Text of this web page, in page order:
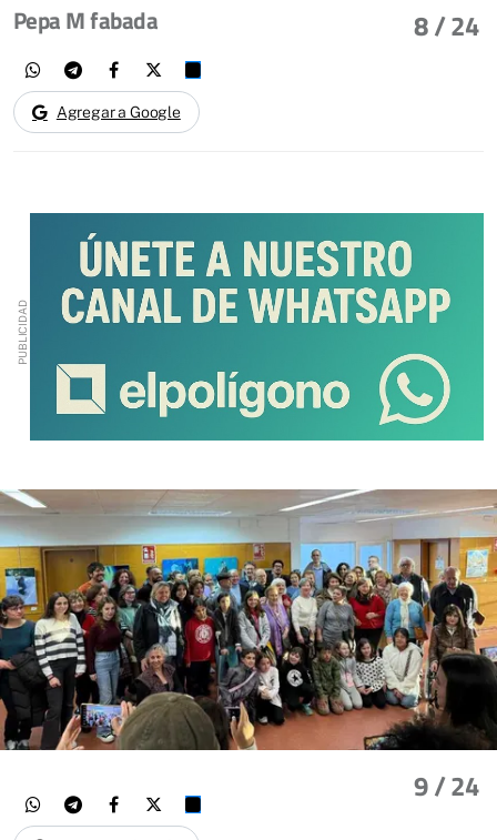
8/ 24
Pepa M fabada
Agregar a Google
9/ 24